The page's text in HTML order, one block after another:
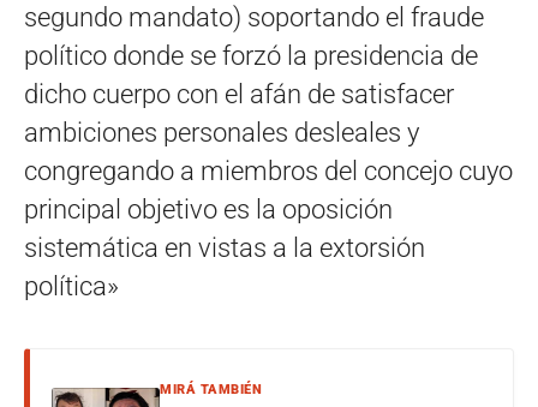
segundo mandato) soportando el fraude
político donde se forzó la presidencia de
dicho cuerpo con el afán de satisfacer
ambiciones personales desleales y
congregando a miembros del concejo cuyo
principal objetivo es la oposición
sistemática en vistas a la extorsión
política»
MIRÁ TAMBIÉN